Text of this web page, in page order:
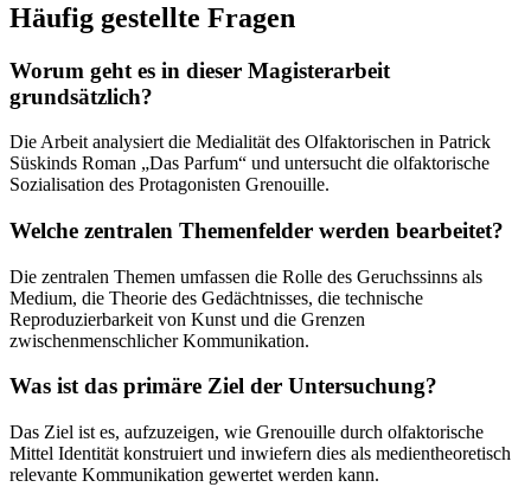
Häufig gestellte Fragen
Worum geht es in dieser Magisterarbeit
grundsätzlich?
Die Arbeit analysiert die Medialität des Olfaktorischen in Patrick
Süskinds Roman „Das Parfum“ und untersucht die olfaktorische
Sozialisation des Protagonisten Grenouille.
Welche zentralen Themenfelder werden bearbeitet?
Die zentralen Themen umfassen die Rolle des Geruchssinns als
Medium, die Theorie des Gedächtnisses, die technische
Reproduzierbarkeit von Kunst und die Grenzen
zwischenmenschlicher Kommunikation.
Was ist das primäre Ziel der Untersuchung?
Das Ziel ist es, aufzuzeigen, wie Grenouille durch olfaktorische
Mittel Identität konstruiert und inwiefern dies als medientheoretisch
relevante Kommunikation gewertet werden kann.